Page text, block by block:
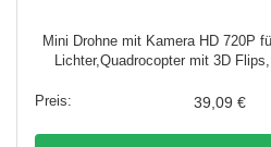
Mini Drohne mit Kamera HD 720P
Lichter,Quadrocopter mit 3D
39,09 €